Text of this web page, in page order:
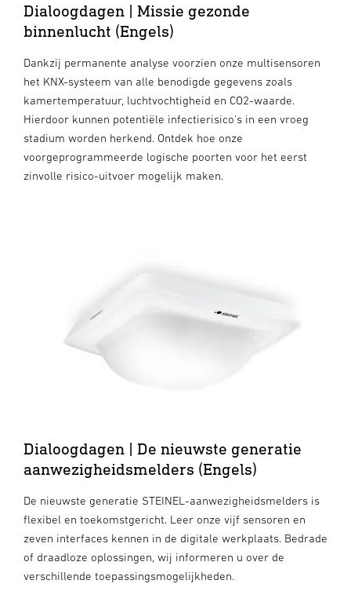
Dialoogdagen | Missie gezonde
binnenlucht (Engels)
Dankzij permanente analyse voorzien onze multisensoren
het KNX-systeem van alle benodigde gegevens zoals
kamertemperatuur, luchtvochtigheid en CO2-waarde.
Hierdoor kunnen potentiële infectierisico's in een vroeg
stadium worden herkend. Ontdek hoe onze
voorgeprogrammeerde logische poorten voor het eerst
zinvolle risico-uitvoer mogelijk maken.
Dialoogdagen | De nieuwste generatie
aanwezigheidsmelders (Engels)
De nieuwste generatie STEINEL-aanwezigheidsmelders is
flexibel en toekomstgericht. Leer onze vijf sensoren en
zeven interfaces kennen in de digitale werkplaats. Bedrade
of draadloze oplossingen, wij informeren u over de
verschillende toepassingsmogelijkheden.